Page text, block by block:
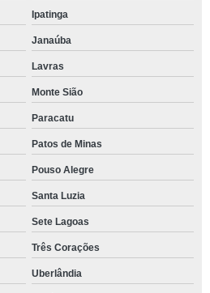
Ipatinga
Janaúba
Lavras
Monte Sião
Paracatu
Patos de Minas
Pouso Alegre
Santa Luzia
Sete Lagoas
Três Corações
Uberlândia